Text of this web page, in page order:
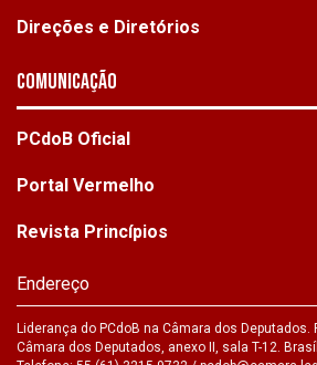
Direções e Diretórios
Comunicação
PCdoB Oficial
Portal Vermelho
Revista Princípios
Endereço
Liderança do PCdoB na Câmara dos Deputados.
Câmara dos Deputados, anexo II, sala T-12.